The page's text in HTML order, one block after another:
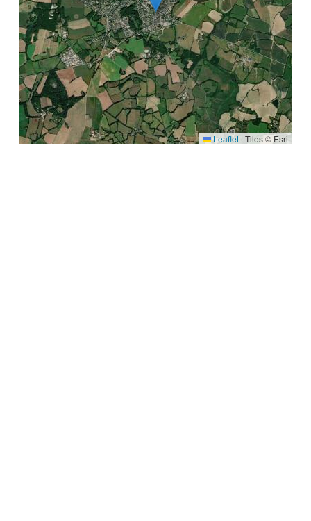
Leaflet | Tiles © Esri